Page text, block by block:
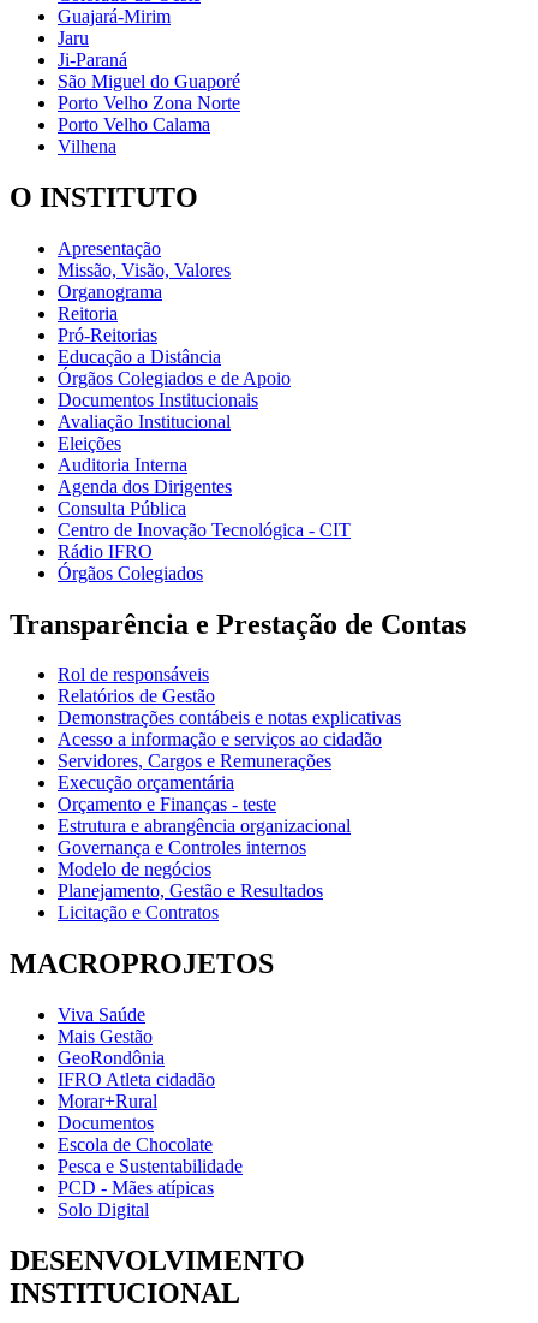
Guajará-Mirim
Jaru
Ji-Paraná
São Miguel do Guaporé
Porto Velho Zona Norte
Porto Velho Calama
Vilhena
O INSTITUTO
Apresentação
Missão, Visão, Valores
Organograma
Reitoria
Pró-Reitorias
Educação a Distância
Órgãos Colegiados e de Apoio
Documentos Institucionais
Avaliação Institucional
Eleições
Auditoria Interna
Agenda dos Dirigentes
Consulta Pública
Centro de Inovação Tecnológica - CIT
Rádio IFRO
Órgãos Colegiados
Transparência e Prestação de Contas
Rol de responsáveis
Relatórios de Gestão
Demonstrações contábeis e notas explicativas
Acesso a informação e serviços ao cidadão
Servidores, Cargos e Remunerações
Execução orçamentária
Orçamento e Finanças - teste
Estrutura e abrangência organizacional
Governança e Controles internos
Modelo de negócios
Planejamento, Gestão e Resultados
Licitação e Contratos
MACROPROJETOS
Viva Saúde
Mais Gestão
GeoRondônia
IFRO Atleta cidadão
Morar+Rural
Documentos
Escola de Chocolate
Pesca e Sustentabilidade
PCD - Mães atípicas
Solo Digital
DESENVOLVIMENTO
INSTITUCIONAL